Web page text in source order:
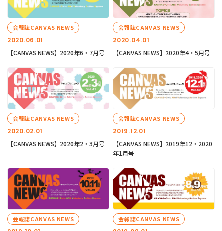
2020.06.01
会報誌CANVAS NEWS
【CANVAS NEWS】2020年6・7月号
2020.04.01
会報誌CANVAS NEWS
【CANVAS NEWS】2020年4・5月号
2020.02.01
会報誌CANVAS NEWS
【CANVAS NEWS】2020年2・3月号
2019.12.01
会報誌CANVAS NEWS
【CANVAS NEWS】2019年12・2020
年1月号
会報誌CANVAS NEWS 会報誌CANVAS NEWS